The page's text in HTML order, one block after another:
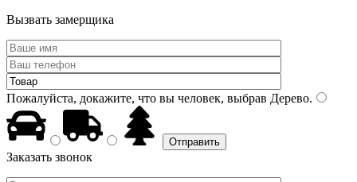
Вызвать замерщика
Пожалуйста, докажите, что вы человек, выбрав Дерево.
Заказать звонок